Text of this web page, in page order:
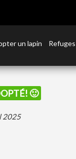
un lapin Refuges
🙂
2025